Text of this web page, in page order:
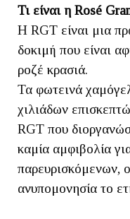
Τι είναι η Rosé
Η RGT είναι μια
δοκιμή που είναι
ροζέ κρασιά.
Τα φωτεινά
χιλιάδων
RGT που
καμία αμφιβολία
παρευρισκόμενων,
ανυπομονησία το